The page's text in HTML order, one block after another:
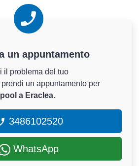
un appuntamento
il problema del tuo
un appuntamento per
a Eraclea.
3486102520
WhatsApp